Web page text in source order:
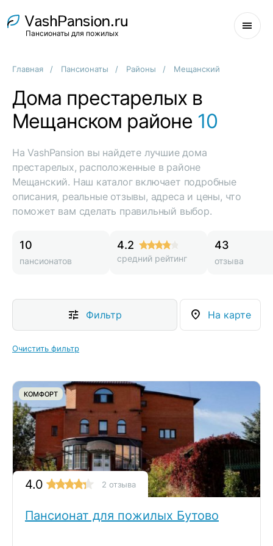
Пансионаты для пожилых
Главная Пансионаты Районы Мещанский
Дома престарелых в
Мещанском районе 10
На VashPansion вы найдете лучшие дома
престарелых, расположенные в районе
Мещанский. Наш каталог включает подробные
описания, реальные отзывы, адреса и цены, что
поможет вам сделать правильный выбор.
10
пансионатов
4.2
средний рейтинг
43
отзыва
Фильтр На карте
Очистить фильтр
КОМФОРТ
4.0 2 отзыва
Пансионат для пожилых Бутово